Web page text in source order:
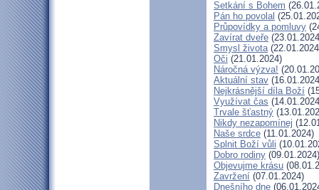
Setkání s Bohem
Pán ho povolal
Průpovídky a pomluvy
Zavírat dveře
Smysl života
Oči (21.01.2024)
Náročná výzva!
Aktuální stav
Nejkrásnější díla Boží
Využívat čas
Trvale šťastný
Nikdy nezapomínej
Naše srdce (11.01.2024)
Splnit Boží vůli
Dobro rodiny (09.01.2024)
Objevujme krásu
Zavržení (07.01.2024)
Dnešního dne